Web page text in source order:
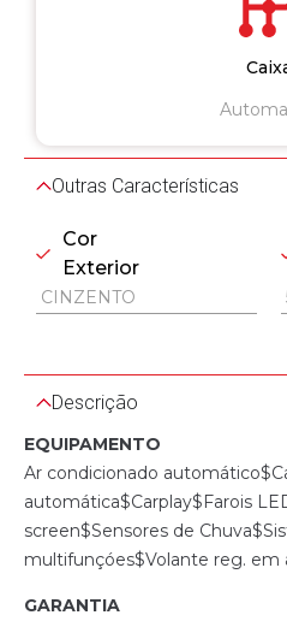
Outras Características
Cor
Exterior
CINZENTO
Descrição
EQUIPAMENTO
Ar condicionado
automática$Carplay$Farois
screen$Sensores de
multifunçóes$Volante reg. em
GARANTIA